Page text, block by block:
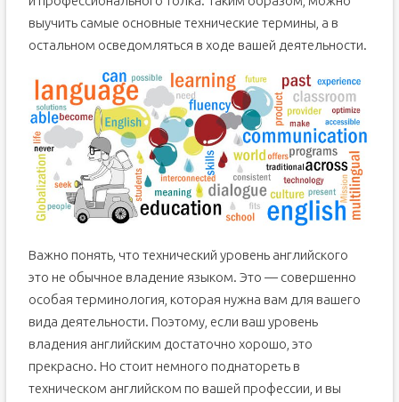
выучить самые основные технические термины, а в
остальном осведомляться в ходе вашей деятельности.
Важно понять, что технический уровень английского
это не обычное владение языком. Это — совершенно
особая терминология, которая нужна вам для вашего
вида деятельности. Поэтому, если ваш уровень
владения английским достаточно хорошо, это
прекрасно. Но стоит немного поднатореть в
техническом английском по вашей профессии, и вы